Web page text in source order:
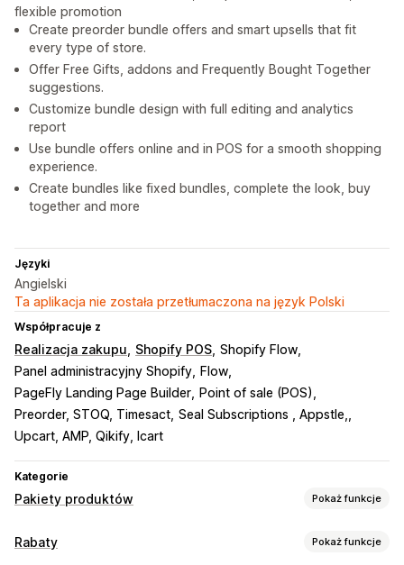
flexible promotion
Create preorder bundle offers and smart upsells that fit
every type of store.
Offer Free Gifts, addons and Frequently Bought Together
suggestions.
Customize bundle design with full editing and analytics
report
Use bundle offers online and in POS for a smooth shopping
experience.
Create bundles like fixed bundles, complete the look, buy
together and more
Języki
Angielski
Ta aplikacja nie została przetłumaczona na język Polski
Współpracuje z
Realizacja zakupu Shopify POS Shopify Flow
Panel administracyjny Shopify
Flow
PageFly Landing Page Builder
Point of sale (POS)
Preorder, STOQ, Timesact Seal Subscriptions , Appstle,
Upcart, AMP, Qikify, Icart
Kategorie
Pakiety produktów Pokaż funkcje
Typy pakietów
Rabaty Pokaż funkcje